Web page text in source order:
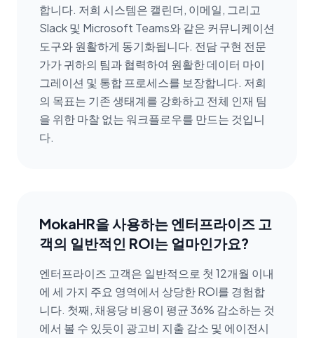
합니다. 저희 시스템은 캘린더, 이메일, 그리고
Slack 및 Microsoft Teams와 같은 커뮤니케이션
도구와 원활하게 동기화됩니다. 전담 구현 전문
가가 귀하의 팀과 협력하여 원활한 데이터 마이
그레이션 및 통합 프로세스를 보장합니다. 저희
의 목표는 기존 생태계를 강화하고 전체 인재 팀
을 위한 마찰 없는 워크플로우를 만드는 것입니
다.
MokaHR을 사용하는 엔터프라이즈 고
객의 일반적인 ROI는 얼마인가요?
엔터프라이즈 고객은 일반적으로 첫 12개월 이내
에 세 가지 주요 영역에서 상당한 ROI를 경험합
니다. 첫째, 채용당 비용이 평균 36% 감소하는 것
에서 볼 수 있듯이 광고비 지출 감소 및 에이전시